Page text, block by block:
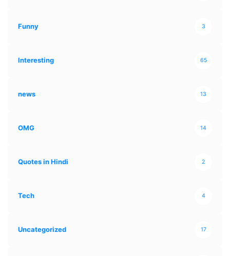
Funny 3
Interesting 65
news 13
OMG 14
Quotes in Hindi 2
Tech 4
Uncategorized 17